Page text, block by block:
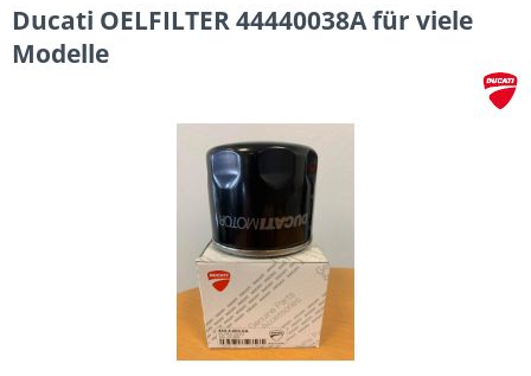
Ducati OELFILTER 44440038A für viele
Modelle